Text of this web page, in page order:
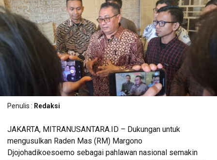
Penulis : Redaksi
JAKARTA, MITRANUSANTARA.ID – Dukungan untuk
mengusulkan Raden Mas (RM) Margono
Djojohadikoesoemo sebagai pahlawan nasional semakin